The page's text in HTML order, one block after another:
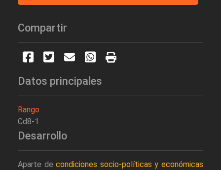
Compartir
Datos principales
Rango
Cd8-1
Desarrollo
Aparte decondiciones socio-políticas y económicas